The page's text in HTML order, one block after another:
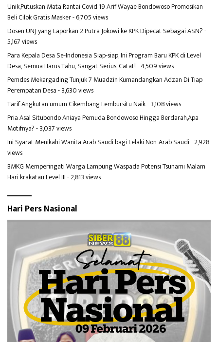
Unik,Putuskan Mata Rantai Covid 19 Arif Wayae Bondowoso Promosikan
Beli Cilok Gratis Masker- 6,705 views
Dosen UNJ yang Laporkan 2 Putra Jokowi ke KPK Dipecat Sebagai ASN?-
5,167 views
Para Kepala Desa Se-Indonesia Siap-siap, Ini Program Baru KPK di Level
Desa, Semua Harus Tahu, Sangat Serius, Catat!- 4,509 views
Pemdes Mekargading Tunjuk 7 Muadzin Kumandangkan Adzan Di Tiap
Perempatan Desa- 3,630 views
Tarif Angkutan umum Cikembang Lembursitu Naik- 3,108 views
Pria Asal Situbondo Aniaya Pemuda Bondowoso Hingga Berdarah,Apa
Motifnya?- 3,037 views
Ini Syarat Menikahi Wanita Arab Saudi bagi Lelaki Non-Arab Saudi- 2,928
views
BMKG Memperingati Warga Lampung Waspada Potensi Tsunami Malam
Hari krakatau Level III- 2,813 views
Hari Pers Nasional